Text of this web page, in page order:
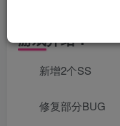
游戏介绍：
新增2个SS
修复部分BUG